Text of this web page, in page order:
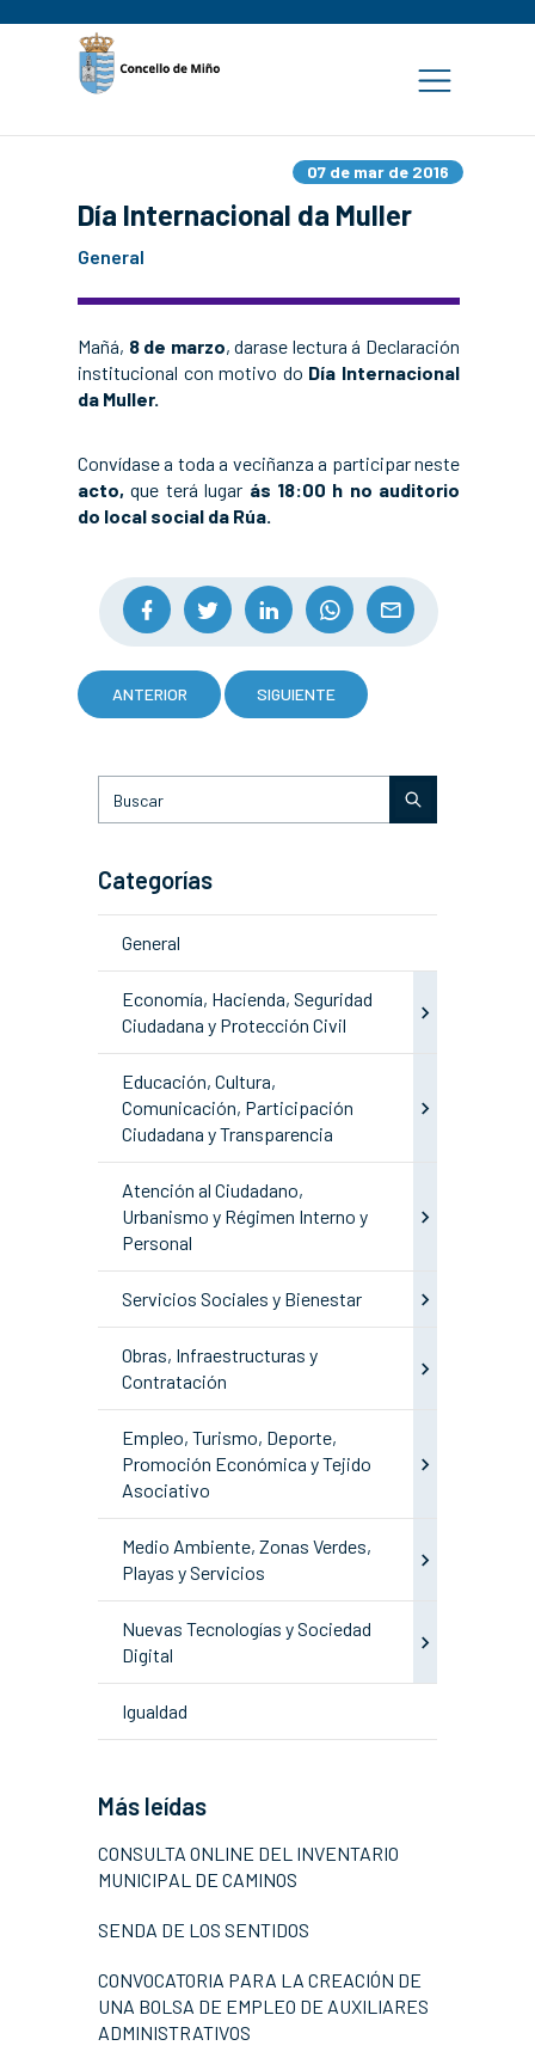
07 de mar de 2016
Día Internacional da Muller
General
Mañá, 8 de marzo, darase lectura á Declaración
institucional con motivo do Día Internacional
da Muller.
Convídase a toda a veciñanza a participar neste
acto, que terá lugar ás 18:00 h no auditorio
do local social da Rúa.
ANTERIOR SIGUIENTE
Categorías
General
Economía, Hacienda, Seguridad
Ciudadana y Protección Civil
Educación, Cultura,
Comunicación, Participación
Ciudadana y Transparencia
Atención al Ciudadano,
Urbanismo y Régimen Interno y
Personal
Servicios Sociales y Bienestar
Obras, Infraestructuras y
Contratación
Empleo, Turismo, Deporte,
Promoción Económica y Tejido
Asociativo
Medio Ambiente, Zonas Verdes,
Playas y Servicios
Nuevas Tecnologías y Sociedad
Digital
Igualdad
Más leídas
CONSULTA ONLINE DEL INVENTARIO
MUNICIPAL DE CAMINOS
SENDA DE LOS SENTIDOS
CONVOCATORIA PARA LA CREACIÓN DE
UNA BOLSA DE EMPLEO DE AUXILIARES
ADMINISTRATIVOS